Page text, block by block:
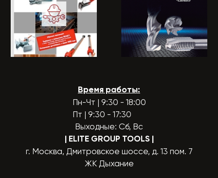
Время работы:
Пн-Чт | 9:30 - 18:00
Пт | 9:30 - 17:30
Выходные: Сб, Вс
| ELITE GROUP TOOLS |
г. Москва, Дмитровское шоссе, д. 13 пом. 7
ЖК Дыхание